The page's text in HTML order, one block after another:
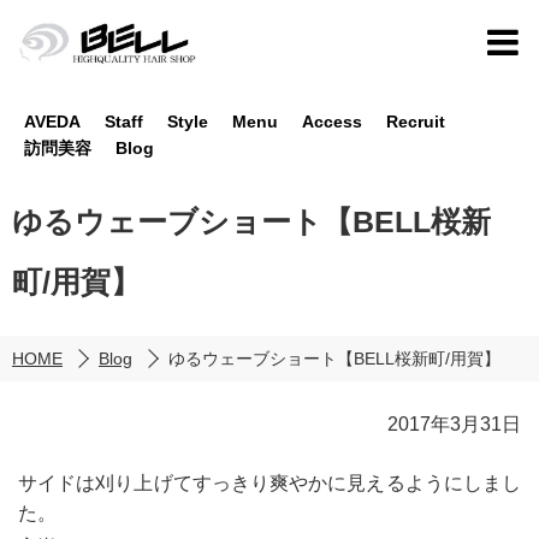
AVEDA Staff Style Menu Access
Recruit
訪問美容
Blog
ゆるウェーブショート【BELL桜新
町/用賀】
HOME Blog ゆるウェーブショート【BELL桜新町/用賀】
2017年3月31日
サイドは刈り上げてすっきり爽やかに見えるようにしまし
た。